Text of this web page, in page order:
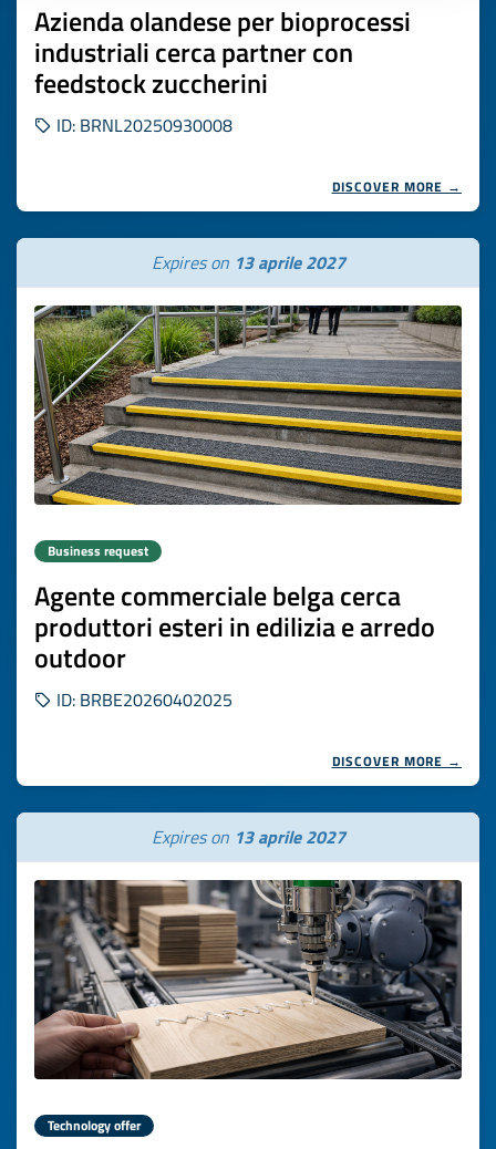
Azienda olandese per bioprocessi
industriali cerca partner con
feedstock zuccherini
ID: BRNL20250930008
DISCOVER MORE →
Expires on 13 aprile 2027
Business request
Agente commerciale belga cerca
produttori esteri in edilizia e arredo
outdoor
ID: BRBE20260402025
DISCOVER MORE →
Expires on 13 aprile 2027
Technology offer